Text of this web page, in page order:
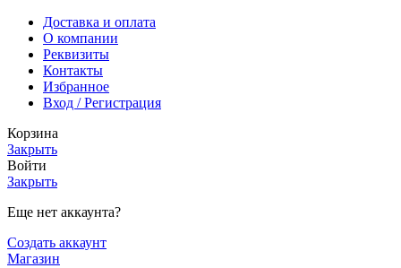
Доставка и оплата
О компании
Реквизиты
Контакты
Избранное
Вход / Регистрация
Корзина
Закрыть
Войти
Закрыть
Еще нет аккаунта?
Создать аккаунт
Магазин